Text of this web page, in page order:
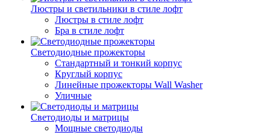
Люстры и светильники в стиле лофт
Люстры в стиле лофт
Бра в стиле лофт
Светодиодные прожекторы
Стандартный и тонкий корпус
Круглый корпус
Линейные прожекторы Wall Washer
Уличные
Светодиоды и матрицы
Мощные светодиоды